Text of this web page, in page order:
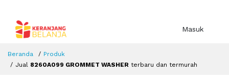
Masuk
Beranda
Produk
Jual 8260A099 GROMMET WASHER terbaru dan termurah